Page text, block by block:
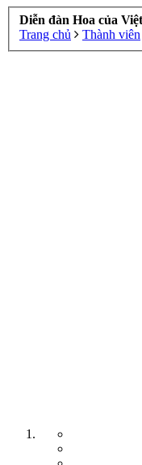
Diễn đàn Hoa của
Trang chủ
Thành viên